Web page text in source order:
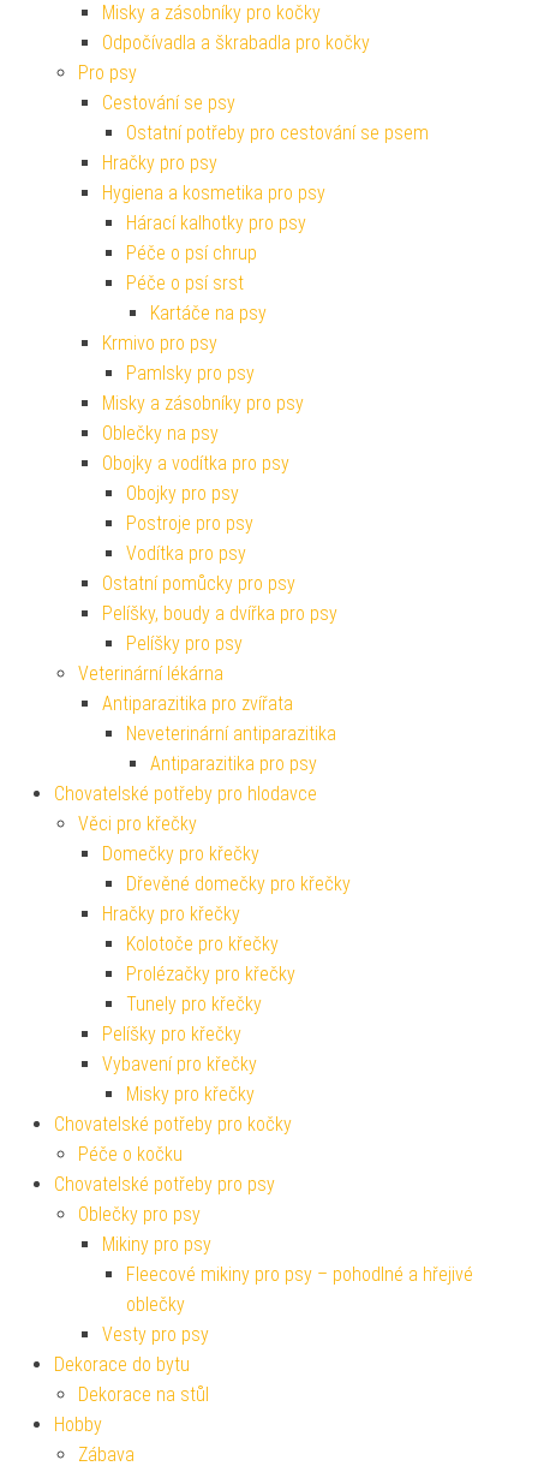
Misky a zásobníky pro kočky
Odpočívadla a škrabadla pro kočky
Pro psy
Cestování se psy
Ostatní potřeby pro cestování se psem
Hračky pro psy
Hygiena a kosmetika pro psy
Hárací kalhotky pro psy
Péče o psí chrup
Péče o psí srst
Kartáče na psy
Krmivo pro psy
Pamlsky pro psy
Misky a zásobníky pro psy
Oblečky na psy
Obojky a vodítka pro psy
Obojky pro psy
Postroje pro psy
Vodítka pro psy
Ostatní pomůcky pro psy
Pelíšky, boudy a dvířka pro psy
Pelíšky pro psy
Veterinární lékárna
Antiparazitika pro zvířata
Neveterinární antiparazitika
Antiparazitika pro psy
Chovatelské potřeby pro hlodavce
Věci pro křečky
Domečky pro křečky
Dřevěné domečky pro křečky
Hračky pro křečky
Kolotoče pro křečky
Prolézačky pro křečky
Tunely pro křečky
Pelíšky pro křečky
Vybavení pro křečky
Misky pro křečky
Chovatelské potřeby pro kočky
Péče o kočku
Chovatelské potřeby pro psy
Oblečky pro psy
Mikiny pro psy
Fleecové mikiny pro psy – pohodlné a hřejivé
oblečky
Vesty pro psy
Dekorace do bytu
Dekorace na stůl
Hobby
Zábava